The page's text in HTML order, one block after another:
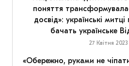
поняття
досвід»: українські
бачать українське
27 Квітня 2023
«Обережно, руками не